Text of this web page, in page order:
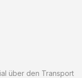
über den Transport